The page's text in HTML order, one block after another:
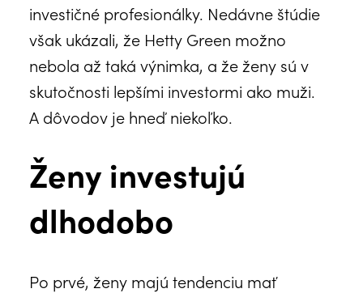
investičné profesionálky. Nedávne štúdie
však ukázali, že Hetty Green možno
nebola až taká výnimka, a že ženy sú v
skutočnosti lepšími investormi ako muži.
A dôvodov je hneď niekoľko.
Ženy investujú
dlhodobo
Po prvé, ženy majú tendenciu mať